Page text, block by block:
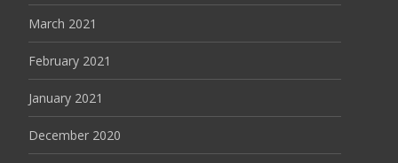
March 2021
February 2021
January 2021
December 2020